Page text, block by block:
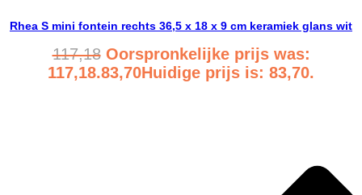
Rhea S mini fontein rechts 36,5 x 18 x 9 cm keramiek glans wit
117,18 Oorspronkelijke prijs was:
117,18.83,70Huidige prijs is: 83,70.